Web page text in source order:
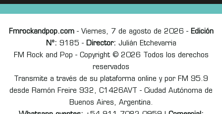
Fmrockandpop.com- Viernes, 7 de agosto de 2026 - Edición
Nº: 9185 - Director: Julián Etchevarria
FM Rock and Pop - Copyright © 2026 Todos los derechos
reservados
Transmite a través de su plataforma online y por FM 95.9
desde Ramón Freire 932, C1426AVT - Ciudad Autónoma de
Buenos Aires, Argentina.